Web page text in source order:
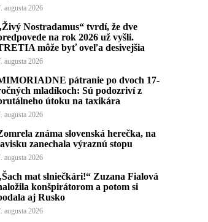
augusta 2026
Nostradamus“ tvrdí, že dve
na rok 2026 už vyšli.
môže byť oveľa desivejšia
augusta 2026
pátranie po dvoch 17-
mladíkoch: Sú podozriví z
útoku na taxikára
augusta 2026
známa slovenská herečka, na
zanechala výraznú stopu
augusta 2026
mat slniečkári!“ Zuzana Fialová
konšpirátorom a potom si
aj Rusko
augusta 2026